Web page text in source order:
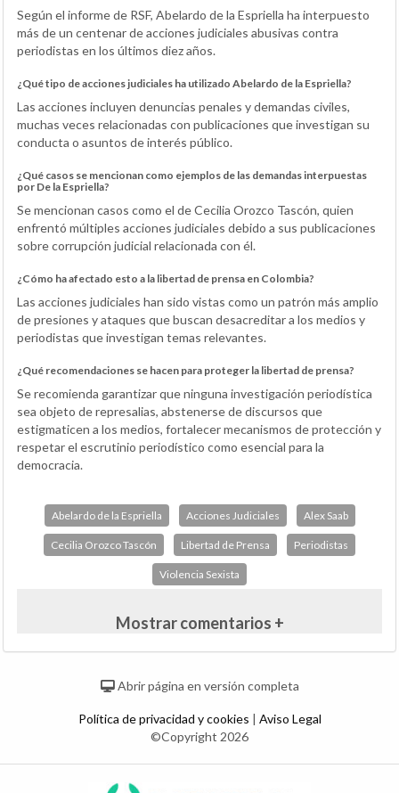
Según el informe de RSF, Abelardo de la Espriella ha interpuesto
más de un centenar de acciones judiciales abusivas contra
periodistas en los últimos diez años.
¿Qué tipo de acciones judiciales ha utilizado Abelardo de la Espriella?
Las acciones incluyen denuncias penales y demandas civiles,
muchas veces relacionadas con publicaciones que investigan su
conducta o asuntos de interés público.
¿Qué casos se mencionan como ejemplos de las demandas interpuestas
por De la Espriella?
Se mencionan casos como el de Cecilia Orozco Tascón, quien
enfrentó múltiples acciones judiciales debido a sus publicaciones
sobre corrupción judicial relacionada con él.
¿Cómo ha afectado esto a la libertad de prensa en Colombia?
Las acciones judiciales han sido vistas como un patrón más amplio
de presiones y ataques que buscan desacreditar a los medios y
periodistas que investigan temas relevantes.
¿Qué recomendaciones se hacen para proteger la libertad de prensa?
Se recomienda garantizar que ninguna investigación periodística
sea objeto de represalias, abstenerse de discursos que
estigmaticen a los medios, fortalecer mecanismos de protección y
respetar el escrutinio periodístico como esencial para la
democracia.
Abelardo de la Espriella Acciones Judiciales Alex Saab
Cecilia Orozco Tascón Libertad de Prensa Periodistas
Violencia Sexista
Mostrar comentarios +
Abrir página en versión completa
Política de privacidad y cookies | Aviso Legal
©Copyright 2026